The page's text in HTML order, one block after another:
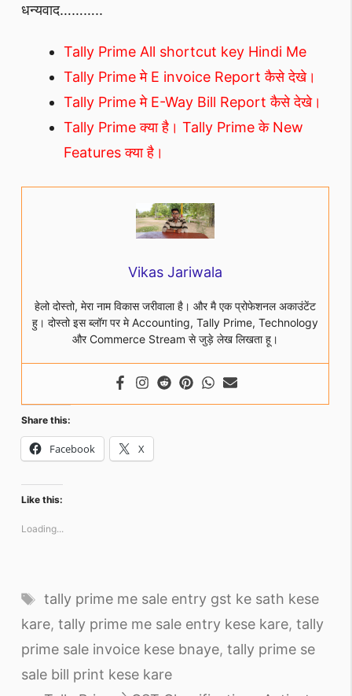
धन्यवाद………..
Tally Prime All shortcut key Hindi Me
Tally Prime मे E invoice Report कैसे देखे।
Tally Prime मे E-Way Bill Report कैसे देखे।
Tally Prime क्या है। Tally Prime के New
Features क्या है।
Vikas Jariwala
हेलो दोस्तो, मेरा नाम विकास जरीवाला है। और मै एक प्रोफेशनल अकाउंटेंट
हु। दोस्तो इस ब्लॉग पर मे Accounting, Tally Prime, Technology
और Commerce Stream से जुड़े लेख लिखता हू।
Share this:
Facebook X
Like this:
Loading...
Tags
tally prime me sale entry gst ke sath kese
kare, tally prime me sale entry kese kare, tally
prime sale invoice kese bnaye, tally prime se
sale bill print kese kare